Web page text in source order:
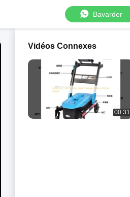
Bavarder
Vidéos Connexes
00:31